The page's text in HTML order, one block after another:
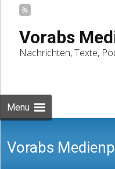
Vorabs
Nachrichten, Texte,
Menu
Vorabs